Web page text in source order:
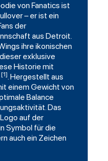
von Fanatics ist
– er ist ein
der
aus Detroit.
ihre ikonischen
exklusive
Historie mit
[1]. Hergestellt aus
einem Gewicht von
Balance
Das
auf der
Symbol für die
auch ein Zeichen